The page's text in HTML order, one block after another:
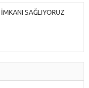
SAĞLIYORUZ